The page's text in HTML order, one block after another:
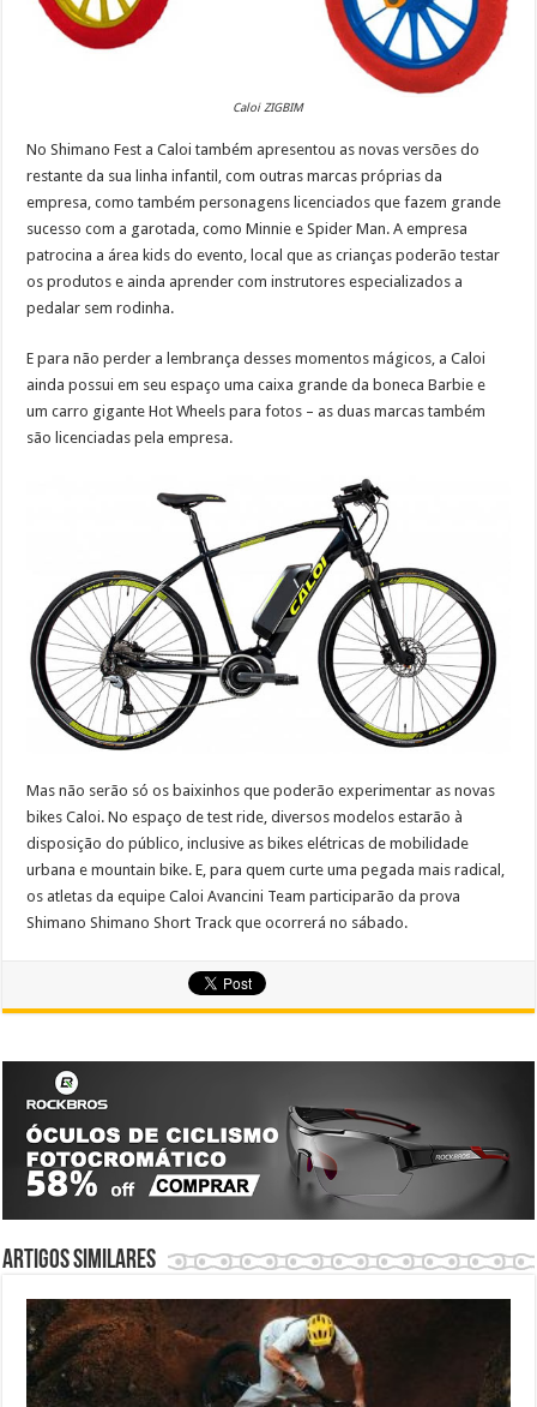
Caloi ZIGBIM
No Shimano Fest a Caloi também apresentou as novas versões do
restante da sua linha infantil, com outras marcas próprias da
empresa, como também personagens licenciados que fazem grande
sucesso com a garotada, como Minnie e Spider Man. A empresa
patrocina a área kids do evento, local que as crianças poderão testar
os produtos e ainda aprender com instrutores especializados a
pedalar sem rodinha.
E para não perder a lembrança desses momentos mágicos, a Caloi
ainda possui em seu espaço uma caixa grande da boneca Barbie e
um carro gigante Hot Wheels para fotos – as duas marcas também
são licenciadas pela empresa.
Mas não serão só os baixinhos que poderão experimentar as novas
bikes Caloi. No espaço de test ride, diversos modelos estarão à
disposição do público, inclusive as bikes elétricas de mobilidade
urbana e mountain bike. E, para quem curte uma pegada mais radical,
os atletas da equipe Caloi Avancini Team participarão da prova
Shimano Shimano Short Track que ocorrerá no sábado.
Artigos similares